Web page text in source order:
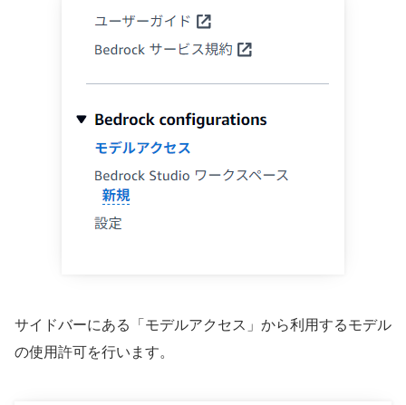
サイドバーにある「モデルアクセス」から利用するモデル
の使用許可を行います。